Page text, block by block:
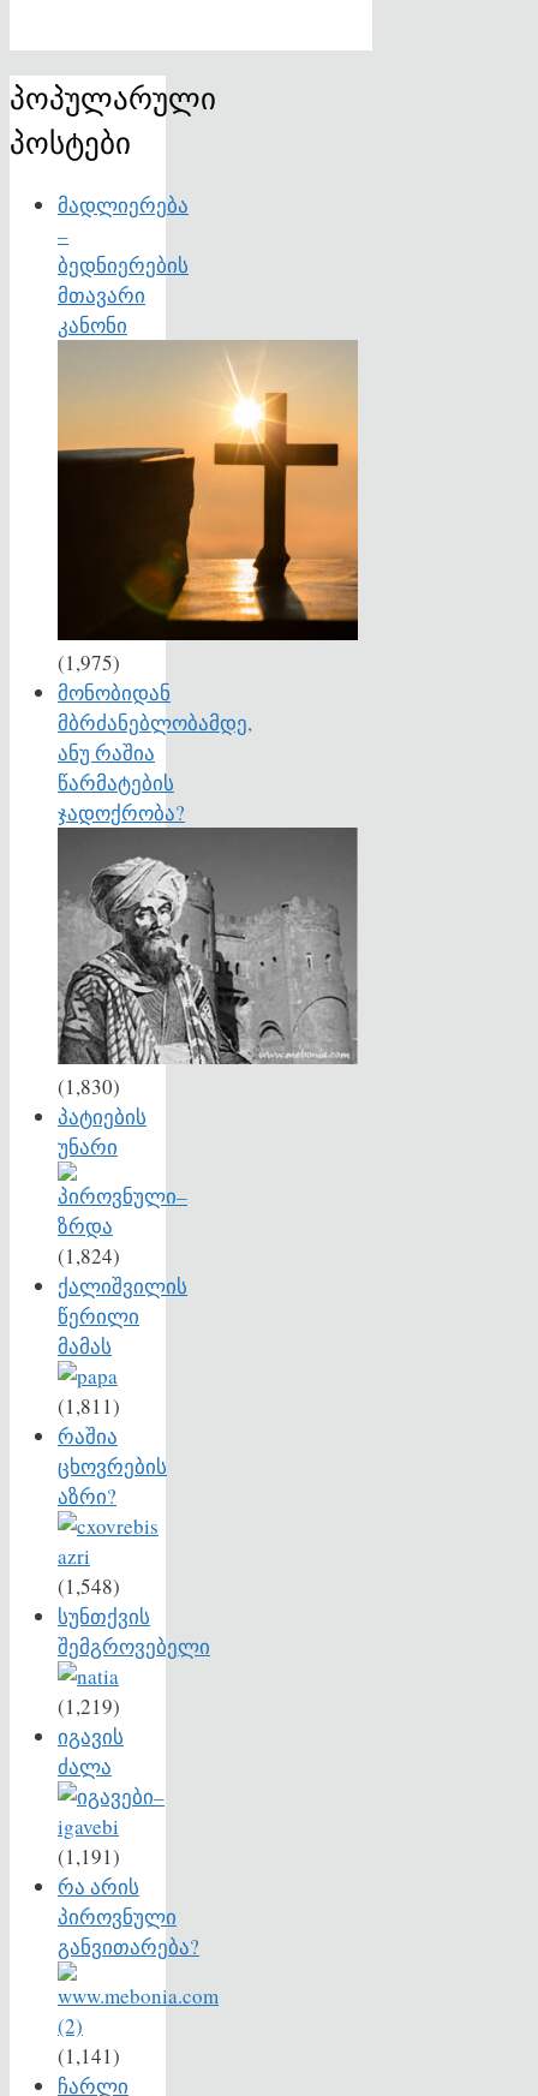
პოპულარული
პოსტები
მადლიერება
–
ბედნიერების
მთავარი
კანონი
(1,975)
მონობიდან
მბრძანებლობამდე,
ანუ რაშია
წარმატების
ჯადოქრობა?
(1,830)
პატიების
უნარი
(1,824)
ქალიშვილის
წერილი
მამას
(1,811)
რაშია
ცხოვრების
აზრი?
(1,548)
სუნთქვის
შემგროვებელი
(1,219)
იგავის
ძალა
(1,191)
რა არის
პიროვნული
განვითარება?
(1,141)
ჩარლი